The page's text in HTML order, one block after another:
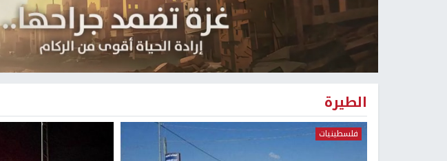
الطيرة
فلسطينيات